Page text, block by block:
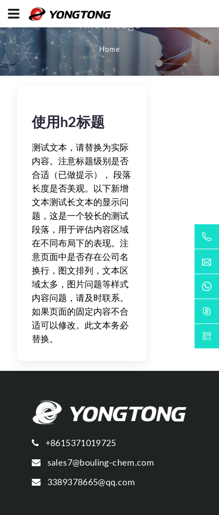
Knowledge
Home
使用h2标题
测试文本，请替换为实际
内容。注意标题级别是否
合适（已做提示）， 段落
长度是否美观。以下新增
文本测试长文本的显示问
题，这是一个较长的测试
段落，用于评估内容区域
在不同布局下的表现。注
意页面中是否存在公司名
换行，图文排列，文本区
域太多，图片问题等样式
内容问题，请及时联系。
如果页面的固定内容不合
适可以修改。此文本务必
替换。
+8615371019725
sales7@bouling-chem.com
3389378665@qq.com